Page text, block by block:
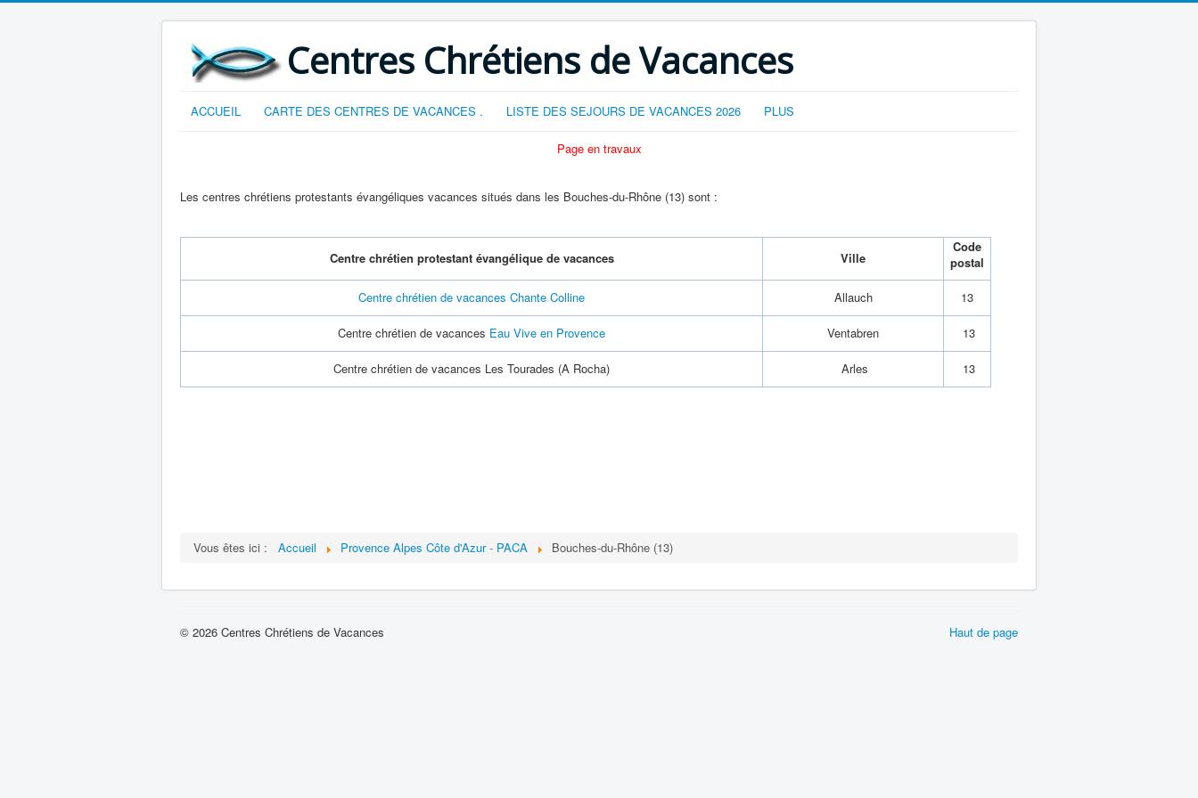
Centres Chrétiens de Vacances
ACCUEIL CARTE DES CENTRES DE VACANCES . LISTE DES SEJOURS DE VACANCES 2026 PLUS
Page en travaux
Les centres chrétiens protestants évangéliques vacances situés dans les Bouches-du-Rhône (13) sont :
Centre chrétien protestant évangélique de vacances Ville
Code
postal
Centre chrétien de vacances Chante Colline Allauch 13
Centre chrétien de vacances Eau Vive en Provence Ventabren 13
Centre chrétien de vacances Les Tourades (A Rocha) Arles 13
Vous êtes ici : Accueil Provence Alpes Côte d'Azur - PACA Bouches-du-Rhône (13)
Haut de page
© 2026 Centres Chrétiens de Vacances